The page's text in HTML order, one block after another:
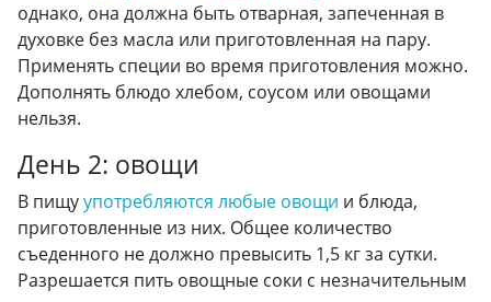
однако, она должна быть отварная, запеченная в
духовке без масла или приготовленная на пару.
Применять специи во время приготовления можно.
Дополнять блюдо хлебом, соусом или овощами
нельзя.
День 2: овощи
В пищуупотребляются любые овощи и блюда,
приготовленные из них. Общее количество
съеденного не должно превысить 1,5 кг за сутки.
Разрешается пить овощные соки с незначительным